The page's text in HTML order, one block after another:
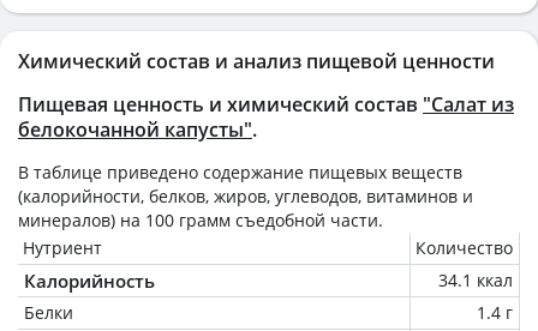
Химический состав и анализ пищевой ценности
Пищевая ценность и химический состав "Салат из
белокочанной капусты".
В таблице приведено содержание пищевых веществ
(калорийности, белков, жиров, углеводов, витаминов и
минералов) на 100 грамм съедобной части.
Нутриент
Количество
Калорийность
34.1 ккал
Белки
1.4 г